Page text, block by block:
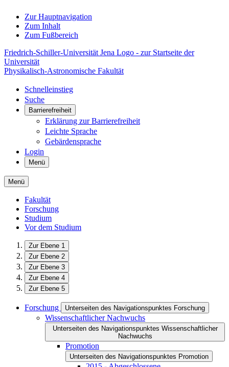
Zur Hauptnavigation
Zum Inhalt
Zum Fußbereich
Friedrich-Schiller-Universität Jena Logo - zur Startseite der
Universität
Physikalisch-Astronomische Fakultät
Schnelleinstieg
Suche
Barrierefreiheit
Erklärung zur Barrierefreiheit
Leichte Sprache
Gebärdensprache
Login
Menü
Menü
Fakultät
Forschung
Studium
Vor dem Studium
Zur Ebene 1
Zur Ebene 2
Zur Ebene 3
Zur Ebene 4
Zur Ebene 5
Forschung Unterseiten des Navigationspunktes Forschung
Wissenschaftlicher Nachwuchs
Unterseiten des Navigationspunktes Wissenschaftlicher
Nachwuchs
Promotion
Unterseiten des Navigationspunktes Promotion